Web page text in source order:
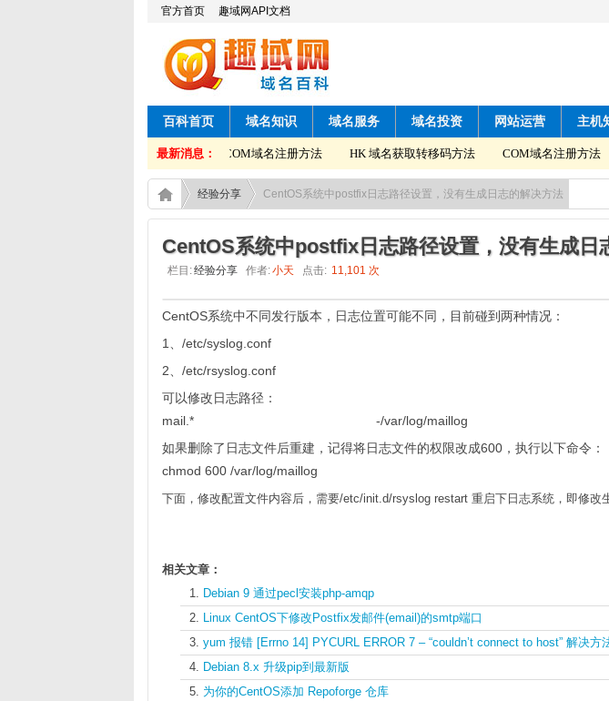
官方首页 趣域网API文档
百科首页 域名知识 域名服务 域名投资 网站运营 主机
最新消息：
HK 域名获取转移码方法 COM域名注册方法 HK 域名获取转移码方法 COM域名注册方法
经验分享 CentOS系统中postfix日志路径设置，没有生成日志的解决方法
CentOS系统中postfix日志路径设置，没有生成日
栏目:经验分享 作者:小天 点击: 11,101 次
CentOS系统中不同发行版本，日志位置可能不同，目前碰到两种情况：
1、/etc/syslog.conf
2、/etc/rsyslog.conf
可以修改日志路径：
mail.* -/var/log/maillog
如果删除了日志文件后重建，记得将日志文件的权限改成600，执行以下命令：
chmod 600 /var/log/maillog
下面，修改配置文件内容后，需要/etc/init.d/rsyslog restart 重启下日志系统，即修改
相关文章：
Debian 9 通过pecl安装php-amqp
Linux CentOS下修改Postfix发邮件(email)的smtp端口
yum 报错 [Errno 14] PYCURL ERROR 7 – “couldn’t connect to host” 解决方
Debian 8.x 升级pip到最新版
为你的CentOS添加 Repoforge 仓库